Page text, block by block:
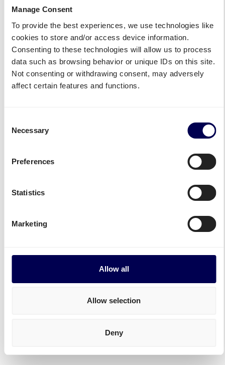
Manage Consent
To provide the best experiences, we use technologies like
cookies to store and/or access device information.
Consenting to these technologies will allow us to process
data such as browsing behavior or unique IDs on this site.
Not consenting or withdrawing consent, may adversely
affect certain features and functions.
Selection
Necessary
Preferences
Statistics
Marketing
Allow all
Allow selection
Deny
Middelkoop FTL
FTL transport B2C transport
Middelkoop Nederland
Nederland transport
Middelkoop België